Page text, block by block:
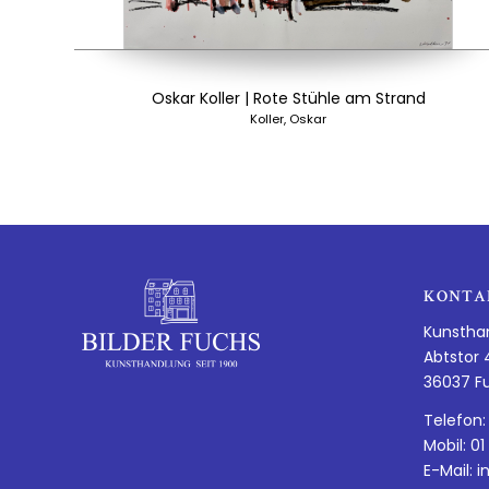
Oskar Koller | Rote Stühle am Strand
Koller, Oskar
Abtstor
36037
Mobil:
E-Mail: